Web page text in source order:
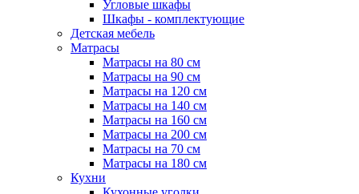
Угловые шкафы
Шкафы - комплектующие
Детская мебель
Матрасы
Матрасы на 80 см
Матрасы на 90 см
Матрасы на 120 см
Матрасы на 140 см
Матрасы на 160 см
Матрасы на 200 см
Матрасы на 70 см
Матрасы на 180 см
Кухни